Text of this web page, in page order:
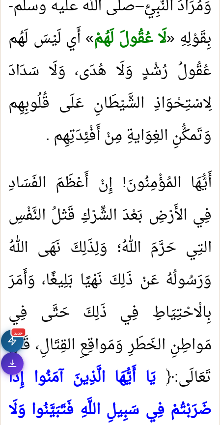
جديد
وَمُرَادُ النَّبِيِّ–صلى الله عليه وسلم-
بِقَوْلِهِ «لَا عُقُولَ لَهُمْ» أَي لَيْسَ لَهُم
عُقُولُ رُشْدٍ وَلَا هُدَى، وَلَا سَدَادَ
لِاسْتِحْوَاذِ الشَّيْطَانِ عَلَى قُلُوبِهِم
وَتَمكُّنِ الغِوَايةِ مِنْ أَفْئِدَتِهِم .
أَيُّهَا المُؤْمِنُونَ! إِنْ أَعْظَمَ الفَسَادِ
فِي الأَرْضِ بَعْدَ الشِّرْكِ قَتْلُ النَّفْسِ
التِي حَرَّمَ اللهُ؛ وَلِذَلِكَ نَهَى اللهُ
وَرَسُولُهُ عَنْ ذَلِكَ نَهْيًا بَلِيغًا، وَأَمَرَ
بِالْاحْتِيَاطِ فِي ذَلِكَ حَتَّى فِي
مَواطِنِ الخَطَرِ وَمَواقِعِ القِتَالِ، قَالَ
تَعَالَى:﴿ يَا أَيُّهَا الَّذِينَ آمَنُوا إِذَا
ضَرَبْتُمْ فِي سَبِيلِ اللَّهِ فَتَبَيَّنُوا وَلَا